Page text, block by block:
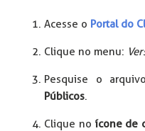
Acesse o Portal do
Clique no menu:
Pesquise o
Públicos.
Clique no ícone de